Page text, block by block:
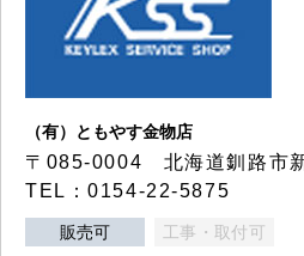
（有）ともやす金物店
〒085-0004 北海道釧路市
TEL：0154-22-5875
販売可 工事・取付可